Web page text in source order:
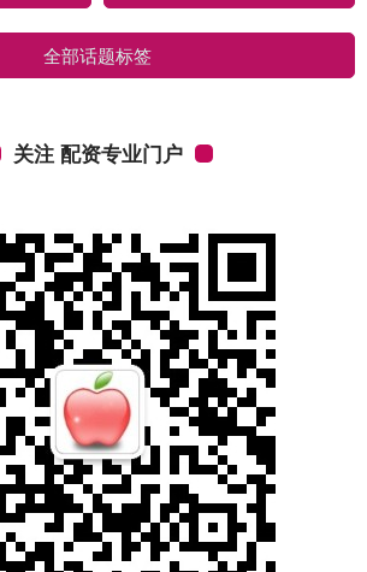
全部话题标签
关注 配资专业门户